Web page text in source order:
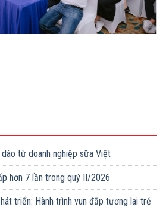
từ doanh nghiệp sữa Việt
hơn 7 lần trong quý II/2026
triển: Hành trình vun đắp tương lai trẻ